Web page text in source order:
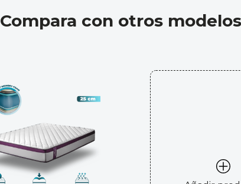
Compara con otros modelos